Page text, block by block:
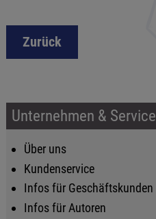
Zurück
Unternehmen & Service
Über uns
Kundenservice
Infos für Geschäftskunden
Infos für Autoren